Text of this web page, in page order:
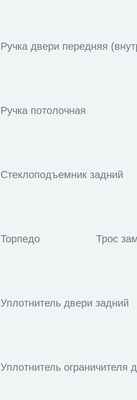
Ручка двери передняя
Ручка потолочная
Стеклоподъемник задний
Торпедо Трос
Уплотнитель двери задний
Уплотнитель ограничителя